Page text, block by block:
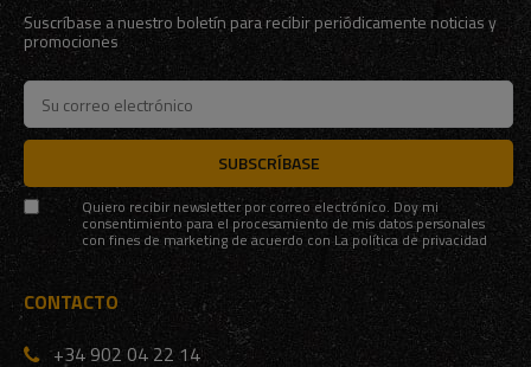
Suscríbase a nuestro boletín para recibir periódicamente noticias y
promociones
SUBSCRÍBASE
Quiero recibir newsletter por correo electrónico. Doy mi
consentimiento para el procesamiento de mis datos personales
con fines de marketing de acuerdo conLa política de privacidad
CONTACTO
+34 902 04 22 14